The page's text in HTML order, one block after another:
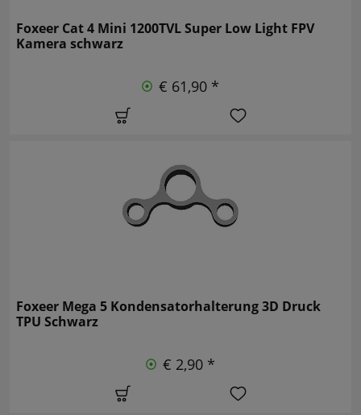
Foxeer Cat 4 Mini 1200TVL Super Low Light FPV
Kamera schwarz
€ 61,90 *
Foxeer Mega 5 Kondensatorhalterung 3D Druck
TPU Schwarz
€ 2,90 *